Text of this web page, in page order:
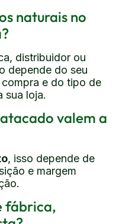
naturais no
distribuidor ou
depende do seu
e do tipo de
sua loja.
valem a
, isso depende de
e margem
fábrica,